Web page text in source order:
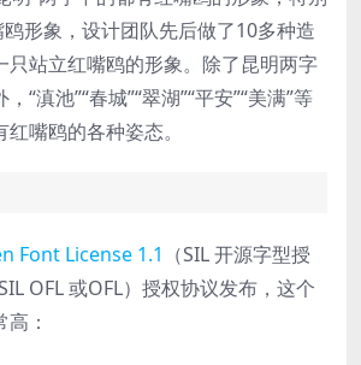
鸥形象，设计团队先后做了10多种造
只站立红嘴鸥的形象。除了昆明两字
“滇池”“春城”“翠湖”“平安”“美满”等
嘴鸥的各种姿态。
Font License 1.1 （SIL 开源字型授
OFL 或OFL）授权协议发布，这个
：